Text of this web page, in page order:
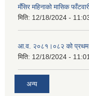
मँसिर महिनाको मासिक
मिति: 12/18/2024 -
आ.व. २०८१।०८२ को प्रथम
मिति: 12/18/2024 - 11:01
अन्य